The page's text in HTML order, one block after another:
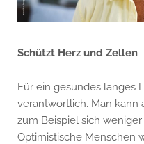
Schützt Herz und Zellen
Für ein gesundes langes
verantwortlich. Man kann
zum Beispiel sich weniger
Optimistische Menschen